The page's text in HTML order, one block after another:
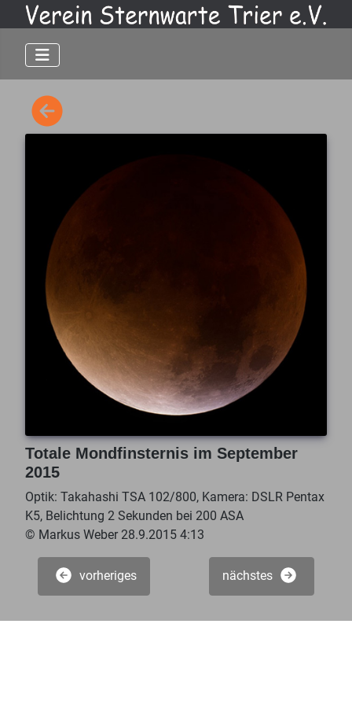
Totale Mondfinsternis im September
2015
Optik: Takahashi TSA 102/800, Kamera: DSLR Pentax
K5, Belichtung 2 Sekunden bei 200 ASA
© Markus Weber 28.9.2015 4:13
vorheriges nächstes